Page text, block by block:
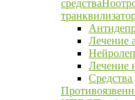
средства
Лечение
Лечение